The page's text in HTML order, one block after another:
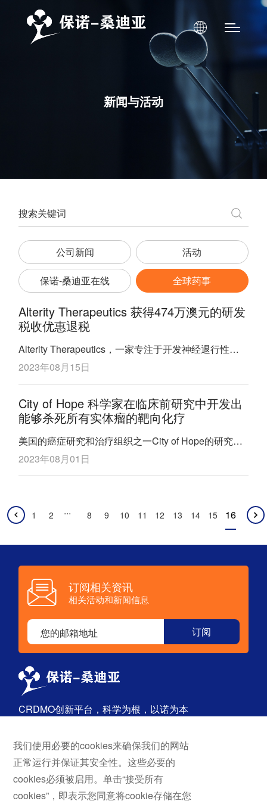
新闻与活动
公司新闻 活动
保诺-桑迪亚在线 全球药事
Alterity Therapeutics 获得474万澳元的研发
税收优惠退税
Alterity Therapeutics，一家专注于开发神经退行性疾
病改善疗法的澳大利亚生物技术公司，近日宣布，根据
公司的主要候选药物ATH434的临床开发和研究活动，
包括正在进行中的针对多系统萎缩（MSA，一种尚未
有获批治疗方案的帕金森病）的II期临床试验。
ATH434是一种口服药物，旨在抑制
2023年08月15日
City of Hope 科学家在临床前研究中开发出
能够杀死所有实体瘤的靶向化疗
美国的癌症研究和治疗组织之一City of Hope的研究人
员近日发表了一项新的研究，宣布他们开发出一种在临
PCNA的癌症变体，这种蛋白质在其突变形式中对DNA
复制和所有扩张肿瘤的修复至关重要。在细胞和动物模
2023年08月01日
1 2 ... 8 9 10 11 12 13 14 15 16
订阅相关资讯
相关活动和新闻信息
CRDMO创新平台，科学为根，以诺为本
首页
关于我们
服务与解决方案
探索
药物发现
原料药
我们使用必要的cookies来确保我们的网站
正常运行并保证其安全性。这些必要的
cookies必须被启用。单击“接受所有
cookies”，即表示您同意将cookie存储在您